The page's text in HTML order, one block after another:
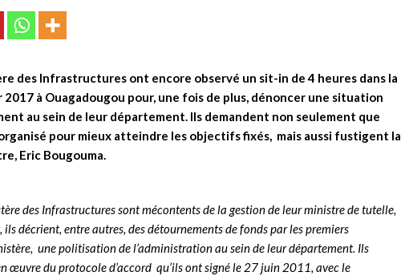
des Infrastructures ont encore observé un sit-in de 4 heures dans la
à Ouagadougou pour, une fois de plus, dénoncer une situation
au sein de leur département. Ils demandent non seulement que
pour mieux atteindre les objectifs fixés, mais aussi fustigent la
Eric Bougouma.
des Infrastructures sont mécontents de la gestion de leur ministre de tutelle,
ils décrient, entre autres, des détournements de fonds par les premiers
une politisation de l’administration au sein de leur département. Ils
du protocole d’accord qu’ils ont signé le 27 juin 2011, avec le